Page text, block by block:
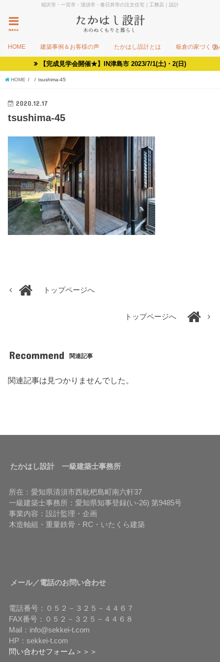
稲沢市・一宮市・清須市・春日井市の注文住宅｜工務店｜設計
menu
HOME 建築事例＆お客様の声 たかはし設計とは 板倉の家づくり
【完成見学会開催★】IN津島市 2023/7/1(土)・2(日)
HOME tsushima-45
2020.12.17
tsushima-45
トップページへ
トップページへ
Recommend 関連記事
関連記事は見つかりませんでした。
たかはし設計 一級建築士事務所
所在：愛知県清須市西枇杷島町南六軒37
一級建築士事務所：愛知県知事登録(い-26) 第9485号
事業内容：設計監理・企画
木造軸組・重量鉄骨・RC・いたくら建築
メール／電話のお問い合わせ
電話番号：０５２－３２５－４４６７
FAX番号：０５２－３２５－４４６８
Mail：info@sekkei-t.com
HP：sekkei-t.com
問い合わせフォーム＞＞＞